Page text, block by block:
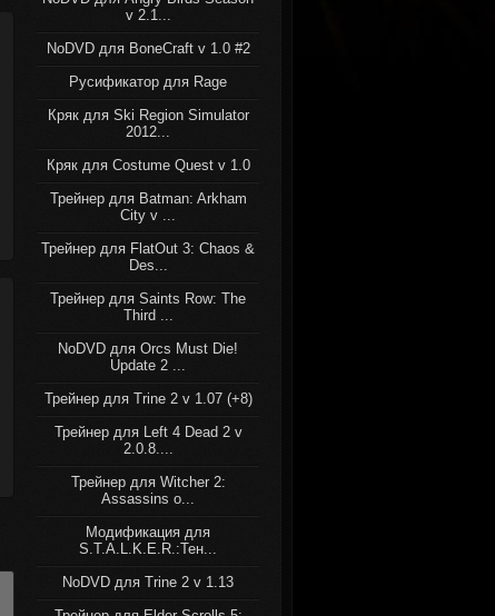
v 2.1...
NoDVD для BoneCraft v 1.0 #2
Русификатор для Rage
Кряк для Ski Region Simulator
2012...
Кряк для Costume Quest v 1.0
Трейнер для Batman: Arkham
City v ...
Трейнер для FlatOut 3: Chaos &
Des...
Трейнер для Saints Row: The
Third ...
NoDVD для Orcs Must Die!
Update 2 ...
Трейнер для Trine 2 v 1.07 (+8)
Трейнер для Left 4 Dead 2 v
2.0.8....
Трейнер для Witcher 2:
Assassins o...
Модификация для
S.T.A.L.K.E.R.:Тен...
NoDVD для Trine 2 v 1.13